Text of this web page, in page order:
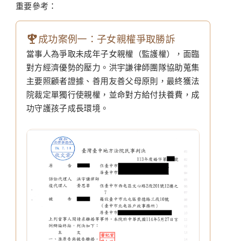
重要參考：
成功案例一：子女親權爭取勝訴
當事人為爭取未成年子女親權（監護權），面臨
對方經濟優勢的壓力。洪宇謙律師團隊協助蒐集
主要照顧者證據、善用友善父母原則，最終獲法
院裁定單獨行使親權，並命對方給付扶養費，成
功守護孩子成長環境。